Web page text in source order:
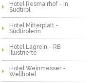
Hotel Resmairhof - In
Südtirol
Hotel Mitterplatt -
Südtirolerin
Hotel Lagrein - RB
Illustrierte
Hotel Weinmesser -
Wellhotel